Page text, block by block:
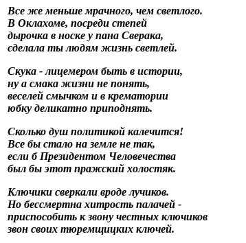
Все же меньше мрачного, чем светлого.
В Оклахоме, посреди степей
дырочка в носке у пана Сверака,
сделала ты людям жизнь светлей.
Скука - лицемером быть в истории,
ну а смака жизни не понять,
веселей смычком и в крематории
юбку деликатно приподнять.
Сколько душ политикой калечится!
Все бы стало на земле не так,
если б Президентом Человечества
был бы этот пражский холостяк.
Ключики сверкали вроде лучиков.
Но бессмертна хитрость палачей -
приспособить к звону честных ключиков
звон своих тюремщицких ключей.